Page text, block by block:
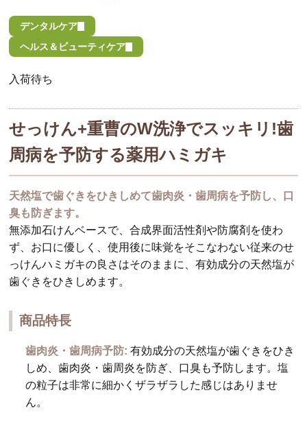
デンタルケア
ヘルス＆ビューティケア
入荷待ち
せっけん+重曹のW洗浄でスッキリ!歯
周病を予防する薬用ハミガキ
天然塩で歯ぐきをひきしめて歯肉炎・歯周病を予防し、口
臭も防ぎます。
無添加石けんベースで、合成界面活性剤や防腐剤を使わ
ず、お口に優しく、使用後に味覚をそこなわない従来のせ
っけんハミガキの良さはそのままに、有効成分の天然塩が
歯ぐきをひきしめます。
商品特長
歯肉炎・歯周病予防: 有効成分の天然塩が歯ぐきをひき
しめ、歯肉炎・歯周炎を防ぎ、口臭も予防します。塩
の粒子は非常に細かくザラザラした感じはありませ
ん。